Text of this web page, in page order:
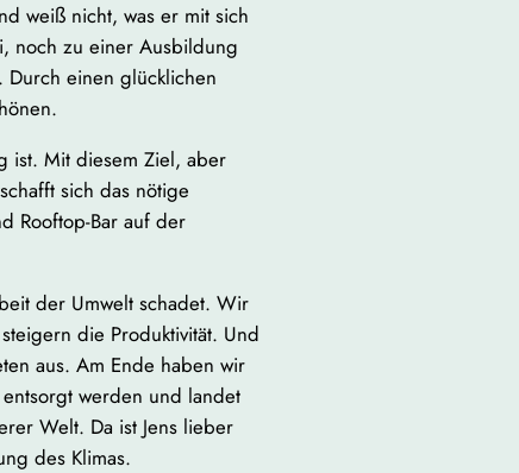
weiß nicht, was er mit sich
noch zu einer Ausbildung
Durch einen glücklichen
ist. Mit diesem Ziel, aber
sich das nötige
Rooftop-Bar auf der
der Umwelt schadet. Wir
die Produktivität. Und
aus. Am Ende haben wir
entsorgt werden und landet
Welt. Da ist Jens lieber
des Klimas.